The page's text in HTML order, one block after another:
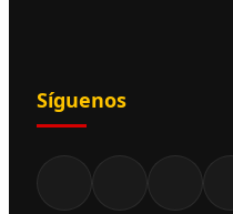
Síguenos